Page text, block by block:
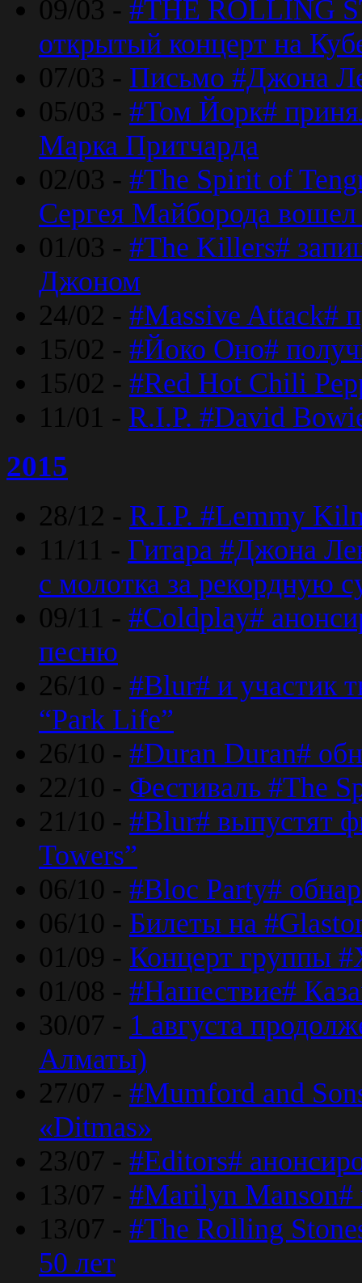
09/03 - #THE ROLLING
открытый концерт на
07/03 - Письмо #Джона
05/03 - #Том Йорк#
Марка Притчарда
02/03 - #The Spirit of
Сергея Майборода
01/03 - #The Killers#
Джоном
24/02 - #Massive Attack#
15/02 - #Йоко Оно#
15/02 - #Red Hot Chili
11/01 - R.I.P. #David
2015
28/12 - R.I.P. #Lemmy
11/11 - Гитара #Джона
с молотка за рекордную
09/11 - #Coldplay#
песню
26/10 - #Blur# и участик
“Park Life”
26/10 - #Duran Duran#
22/10 - Фестиваль #The
21/10 - #Blur# выпустят
Towers”
06/10 - #Bloc Party#
06/10 - Билеты на
01/09 - Концерт группы
01/08 - #Нашествие#
30/07 - 1 августа
Алматы)
27/07 - #Mumford and
«Ditmas»
23/07 - #Editors#
13/07 - #Marilyn Manson#
13/07 - #The Rolling
50 лет